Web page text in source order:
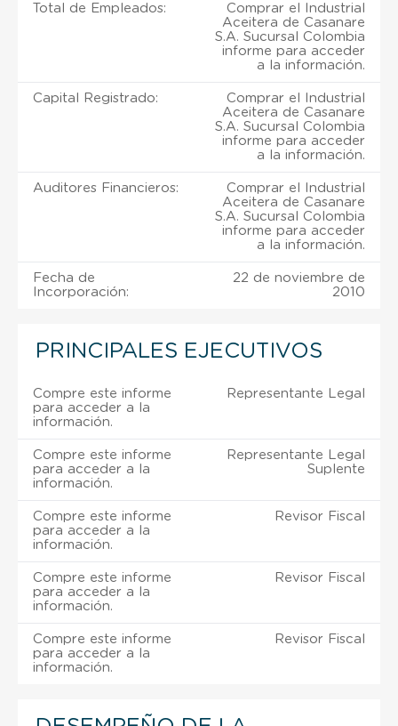
Total de Empleados:
Comprar el Industrial
Aceitera de Casanare
S.A. Sucursal Colombia
informe para acceder
a la información.
Capital Registrado:
Comprar el Industrial
Aceitera de Casanare
S.A. Sucursal Colombia
informe para acceder
a la información.
Auditores Financieros:
Comprar el Industrial
Aceitera de Casanare
S.A. Sucursal Colombia
informe para acceder
a la información.
Fecha de
Incorporación:
22 de noviembre de
2010
PRINCIPALES EJECUTIVOS
Compre este informe
para acceder a la
información.
Representante Legal
Compre este informe
para acceder a la
información.
Representante Legal
Suplente
Compre este informe
para acceder a la
información.
Revisor Fiscal
Compre este informe
para acceder a la
información.
Revisor Fiscal
Compre este informe
para acceder a la
información.
Revisor Fiscal